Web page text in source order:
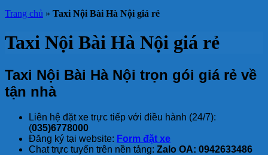
Trang chủ » Taxi Nội Bài Hà Nội giá rẻ
Taxi Nội Bài Hà Nội giá rẻ
Taxi Nội Bài Hà Nội trọn gói giá rẻ về
tận nhà
Liên hệ đặt xe trực tiếp với điều hành (24/7):
(035)6778000
Đăng ký tại website: Form đặt xe
Chat trực tuyến trên nền tảng: Zalo OA: 0942633486